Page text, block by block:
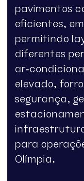
pavimentos
eficientes,
permitindo
diferentes
elevado,
segurança,
para
Olímpia.